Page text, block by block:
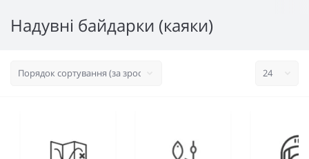
Надувні байдарки (каяки)